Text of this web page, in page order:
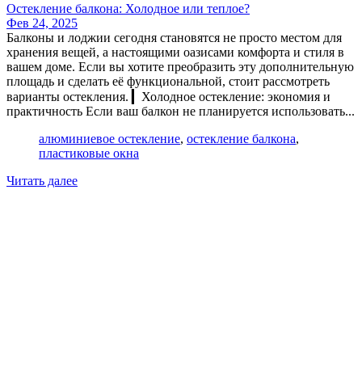
Остекление балкона: Холодное или теплое?
Фев 24, 2025
Балконы и лоджии сегодня становятся не просто местом для
хранения вещей, а настоящими оазисами комфорта и стиля в
вашем доме. Если вы хотите преобразить эту дополнительную
площадь и сделать её функциональной, стоит рассмотреть
варианты остекления. ▎Холодное остекление: экономия и
практичность Если ваш балкон не планируется использовать...
алюминиевое остекление, остекление балкона,
пластиковые окна
Читать далее